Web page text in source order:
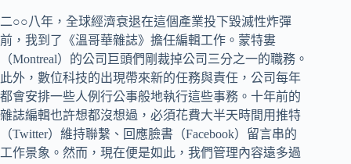
二○○八年，全球經濟衰退在這個產業投下毀滅性炸彈
前，我到了《溫哥華雜誌》擔任編輯工作。蒙特婁
（Montreal）的公司巨頭們剛裁掉公司三分之一的職務。
此外，數位科技的出現帶來新的任務與責任，公司每年
都會安排一些人例行公事般地執行這些事務。十年前的
雜誌編輯也許想都沒想過，必須花費大半天時間用推特
（Twitter）維持聯繫、回應臉書（Facebook）留言串的
工作景象。然而，現在便是如此，我們管理內容遠多過